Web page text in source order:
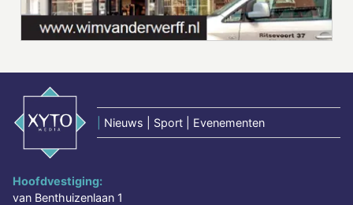
Nieuws | Sport | Evenementen
Hoofdvestiging:
van Benthuizenlaan 1